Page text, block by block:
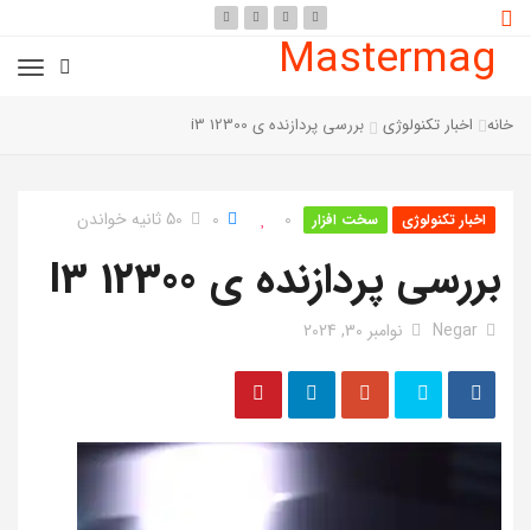
Mastermag
خانه اخبار تکنولوژی بررسی پردازنده ی i3 12300
اخبار تکنولوژی سخت افزار 0
0 50 ثانیه خواندن
بررسی پردازنده ی I3 12300
Negar نوامبر 30, 2024